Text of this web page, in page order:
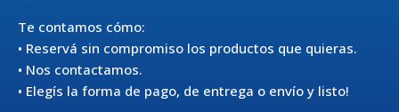
Te contamos cómo:
• Reservá sin compromiso los productos que quieras.
• Nos contactamos.
• Elegís la forma de pago, de entrega o envío y listo!